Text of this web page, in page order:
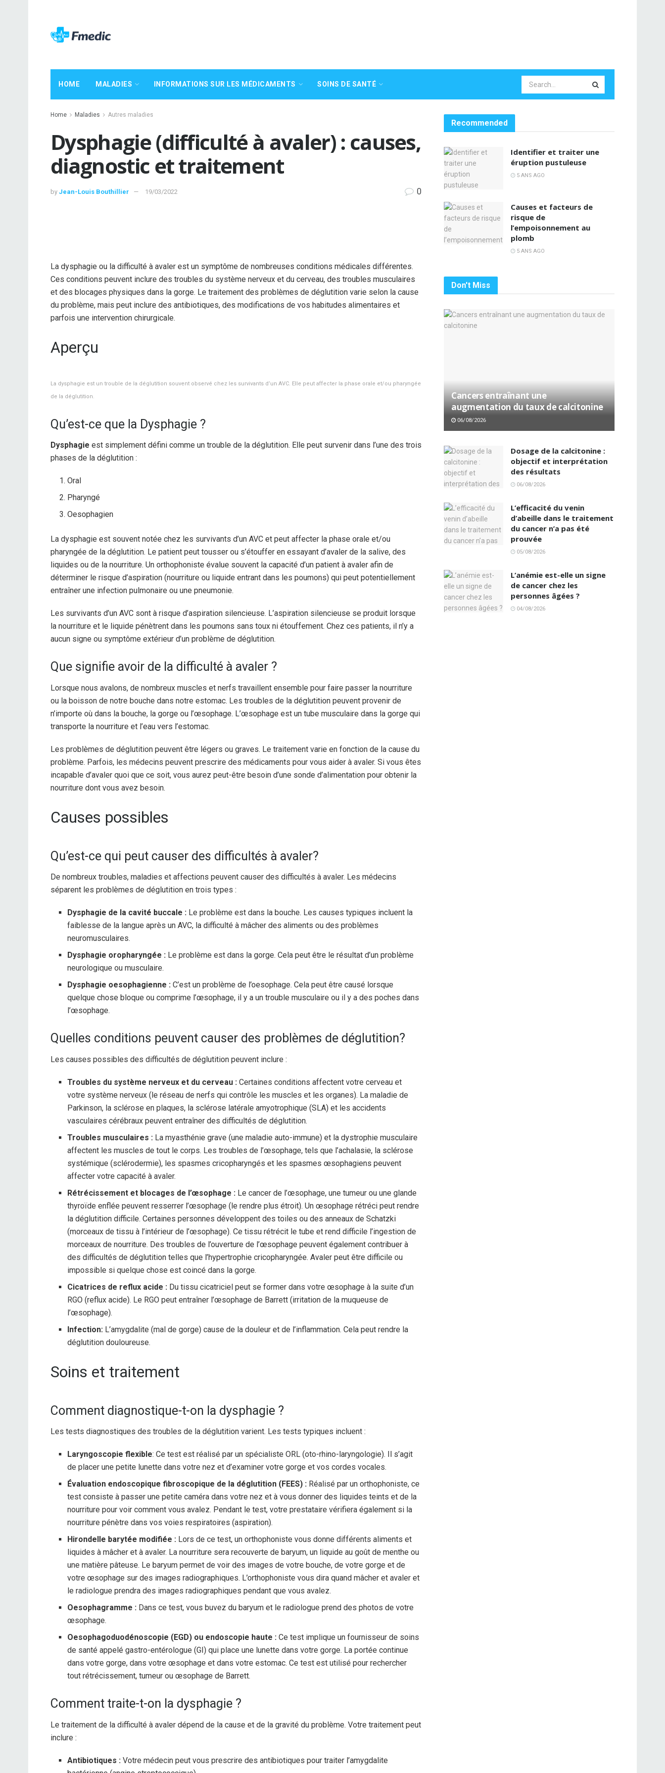
HOME MALADIES INFORMATIONS SUR LES MÉDICAMENTS SOINS DE SANTÉ
Home Maladies Autres maladies
Dysphagie (difficulté à avaler) : causes,
diagnostic et traitement
by Jean-Louis Bouthillier 19/03/2022 0
La dysphagie ou la difficulté à avaler est un symptôme de nombreuses conditions médicales différentes.
Ces conditions peuvent inclure des troubles du système nerveux et du cerveau, des troubles musculaires
et des blocages physiques dans la gorge. Le traitement des problèmes de déglutition varie selon la cause
du problème, mais peut inclure des antibiotiques, des modifications de vos habitudes alimentaires et
parfois une intervention chirurgicale.
Aperçu
La dysphagie est un trouble de la déglutition souvent observé chez les survivants d’un AVC. Elle peut affecter la phase orale et/ou pharyngée
de la déglutition.
Qu’est-ce que la Dysphagie ?
Dysphagie est simplement défini comme un trouble de la déglutition. Elle peut survenir dans l’une des trois
phases de la déglutition :
Oral
Pharyngé
Oesophagien
La dysphagie est souvent notée chez les survivants d’un AVC et peut affecter la phase orale et/ou
pharyngée de la déglutition. Le patient peut tousser ou s’étouffer en essayant d’avaler de la salive, des
liquides ou de la nourriture. Un orthophoniste évalue souvent la capacité d’un patient à avaler afin de
déterminer le risque d’aspiration (nourriture ou liquide entrant dans les poumons) qui peut potentiellement
entraîner une infection pulmonaire ou une pneumonie.
Les survivants d’un AVC sont à risque d’aspiration silencieuse. L’aspiration silencieuse se produit lorsque
la nourriture et le liquide pénètrent dans les poumons sans toux ni étouffement. Chez ces patients, il n’y a
aucun signe ou symptôme extérieur d’un problème de déglutition.
Que signifie avoir de la difficulté à avaler ?
Lorsque nous avalons, de nombreux muscles et nerfs travaillent ensemble pour faire passer la nourriture
ou la boisson de notre bouche dans notre estomac. Les troubles de la déglutition peuvent provenir de
n’importe où dans la bouche, la gorge ou l’œsophage. L’œsophage est un tube musculaire dans la gorge qui
transporte la nourriture et l’eau vers l’estomac.
Les problèmes de déglutition peuvent être légers ou graves. Le traitement varie en fonction de la cause du
problème. Parfois, les médecins peuvent prescrire des médicaments pour vous aider à avaler. Si vous êtes
incapable d’avaler quoi que ce soit, vous aurez peut-être besoin d’une sonde d’alimentation pour obtenir la
nourriture dont vous avez besoin.
Causes possibles
Qu’est-ce qui peut causer des difficultés à avaler?
De nombreux troubles, maladies et affections peuvent causer des difficultés à avaler. Les médecins
séparent les problèmes de déglutition en trois types :
Dysphagie de la cavité buccale : Le problème est dans la bouche. Les causes typiques incluent la
faiblesse de la langue après un AVC, la difficulté à mâcher des aliments ou des problèmes
neuromusculaires.
Dysphagie oropharyngée : Le problème est dans la gorge. Cela peut être le résultat d’un problème
neurologique ou musculaire.
Dysphagie oesophagienne :C’est un problème de l’oesophage. Cela peut être causé lorsque
quelque chose bloque ou comprime l’œsophage, il y a un trouble musculaire ou il y a des poches dans
l’œsophage.
Quelles conditions peuvent causer des problèmes de déglutition?
Les causes possibles des difficultés de déglutition peuvent inclure :
Troubles du système nerveux et du cerveau :Certaines conditions affectent votre cerveau et
votre système nerveux (le réseau de nerfs qui contrôle les muscles et les organes). La maladie de
Parkinson, la sclérose en plaques, la sclérose latérale amyotrophique (SLA) et les accidents
vasculaires cérébraux peuvent entraîner des difficultés de déglutition.
Troubles musculaires : La myasthénie grave (une maladie auto-immune) et la dystrophie musculaire
affectent les muscles de tout le corps. Les troubles de l’œsophage, tels que l’achalasie, la sclérose
systémique (sclérodermie), les spasmes cricopharyngés et les spasmes œsophagiens peuvent
affecter votre capacité à avaler.
Rétrécissement et blocages de l’œsophage : Le cancer de l’œsophage, une tumeur ou une glande
thyroïde enflée peuvent resserrer l’œsophage (le rendre plus étroit). Un œsophage rétréci peut rendre
la déglutition difficile. Certaines personnes développent des toiles ou des anneaux de Schatzki
(morceaux de tissu à l’intérieur de l’œsophage). Ce tissu rétrécit le tube et rend difficile l’ingestion de
morceaux de nourriture. Des troubles de l’ouverture de l’œsophage peuvent également contribuer à
des difficultés de déglutition telles que l’hypertrophie cricopharyngée. Avaler peut être difficile ou
impossible si quelque chose est coincé dans la gorge.
Cicatrices de reflux acide : Du tissu cicatriciel peut se former dans votre œsophage à la suite d’un
RGO (reflux acide). Le RGO peut entraîner l’œsophage de Barrett (irritation de la muqueuse de
l’œsophage).
Infection: L’amygdalite (mal de gorge) cause de la douleur et de l’inflammation. Cela peut rendre la
déglutition douloureuse.
Soins et traitement
Comment diagnostique-t-on la dysphagie ?
Les tests diagnostiques des troubles de la déglutition varient. Les tests typiques incluent :
Laryngoscopie flexible: Ce test est réalisé par un spécialiste ORL (oto-rhino-laryngologie). Il s’agit
de placer une petite lunette dans votre nez et d’examiner votre gorge et vos cordes vocales.
Évaluation endoscopique fibroscopique de la déglutition (FEES) : Réalisé par un orthophoniste, ce
test consiste à passer une petite caméra dans votre nez et à vous donner des liquides teints et de la
nourriture pour voir comment vous avalez. Pendant le test, votre prestataire vérifiera également si la
nourriture pénètre dans vos voies respiratoires (aspiration).
Hirondelle barytée modifiée : Lors de ce test, un orthophoniste vous donne différents aliments et
liquides à mâcher et à avaler. La nourriture sera recouverte de baryum, un liquide au goût de menthe ou
une matière pâteuse. Le baryum permet de voir des images de votre bouche, de votre gorge et de
votre œsophage sur des images radiographiques. L’orthophoniste vous dira quand mâcher et avaler et
le radiologue prendra des images radiographiques pendant que vous avalez.
Oesophagramme : Dans ce test, vous buvez du baryum et le radiologue prend des photos de votre
œsophage.
Oesophagoduodénoscopie (EGD) ou endoscopie haute :Ce test implique un fournisseur de soins
de santé appelé gastro-entérologue (GI) qui place une lunette dans votre gorge. La portée continue
dans votre gorge, dans votre œsophage et dans votre estomac. Ce test est utilisé pour rechercher
tout rétrécissement, tumeur ou œsophage de Barrett.
Comment traite-t-on la dysphagie ?
Le traitement de la difficulté à avaler dépend de la cause et de la gravité du problème. Votre traitement peut
inclure :
Antibiotiques : Votre médecin peut vous prescrire des antibiotiques pour traiter l’amygdalite
Recommended
Identifier et traiter une
éruption pustuleuse
5 ANS AGO
Causes et facteurs de
risque de
l’empoisonnement au
plomb
5 ANS AGO
Don't Miss
Cancers entraînant une
augmentation du taux de calcitonine
06/08/2026
Dosage de la calcitonine :
objectif et interprétation
des résultats
06/08/2026
L’efficacité du venin
d’abeille dans le traitement
du cancer n’a pas été
prouvée
05/08/2026
L’anémie est-elle un signe
de cancer chez les
personnes âgées ?
04/08/2026